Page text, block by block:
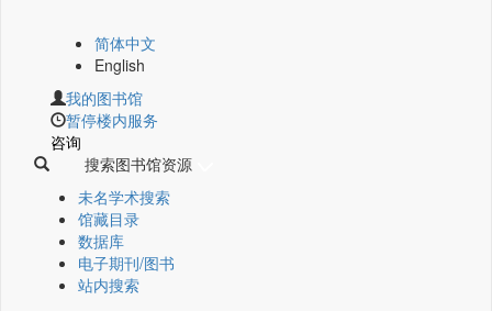
简体中文
English
我的图书馆
暂停楼内服务
咨询
搜索图书馆资源
未名学术搜索
馆藏目录
数据库
电子期刊/图书
站内搜索